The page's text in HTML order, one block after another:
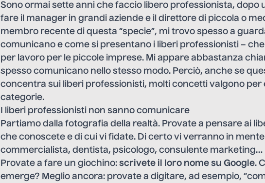
Sono ormai sette anni che faccio libero professionista, dopo
fare il manager in grandi aziende e il direttore di piccola o
membro recente di questa “specie”, mi trovo spesso a
comunicano e come si presentano i liberi professionisti –
per lavoro per le piccole imprese. Mi appare abbastanza
spesso comunicano nello stesso modo. Perciò, anche se
concentra sui liberi professionisti, molti concetti valgono per
categorie.
I liberi professionisti non sanno comunicare
Partiamo dalla fotografia della realtà. Provate a pensare ai
che conoscete e di cui vi fidate. Di certo vi verranno in
commercialista, dentista, psicologo, consulente marketing…
Provate a fare un giochino: scrivete il loro nome su Google.
emerge? Meglio ancora: provate a digitare, ad esempio,